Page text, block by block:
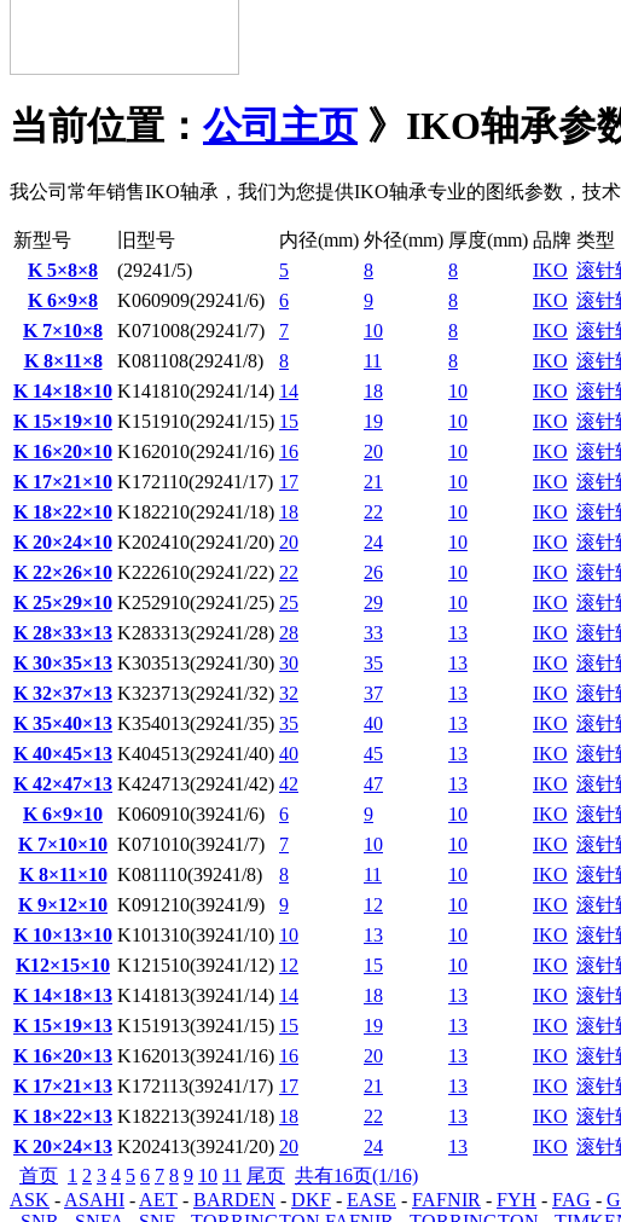
当前位置： 公司主页 》IKO轴承参
我公司常年销售IKO轴承，我们为您提供IKO轴承专业的图纸参数，技
新型号 旧型号 内径(mm) 外径(mm) 厚度(mm) 品牌 类型
K 5×8×8
(29241/5) 5 8 8 IKO 滚针
K 6×9×8
K060909(29241/6) 6 9 8 IKO 滚针
K 7×10×8
K071008(29241/7) 7 10 8 IKO 滚针
K 8×11×8
K081108(29241/8) 8 11 8 IKO 滚针
K 14×18×10 K141810(29241/14) 14 18 10 IKO 滚针
K 15×19×10 K151910(29241/15) 15 19 10 IKO 滚针
K 16×20×10 K162010(29241/16) 16 20 10 IKO 滚针
K 17×21×10 K172110(29241/17) 17 21 10 IKO 滚针
K 18×22×10 K182210(29241/18) 18 22 10 IKO 滚针
K 20×24×10 K202410(29241/20) 20 24 10 IKO 滚针
K 22×26×10 K222610(29241/22) 22 26 10 IKO 滚针
K 25×29×10 K252910(29241/25) 25 29 10 IKO 滚针
K 28×33×13 K283313(29241/28) 28 33 13 IKO 滚针
K 30×35×13 K303513(29241/30) 30 35 13 IKO 滚针
K 32×37×13 K323713(29241/32) 32 37 13 IKO 滚针
K 35×40×13 K354013(29241/35) 35 40 13 IKO 滚针
K 40×45×13 K404513(29241/40) 40 45 13 IKO 滚针
K 42×47×13 K424713(29241/42) 42 47 13 IKO 滚针
K 6×9×10
K060910(39241/6) 6 9 10 IKO 滚针
K 7×10×10 K071010(39241/7) 7 10 10 IKO 滚针
K 8×11×10 K081110(39241/8) 8 11 10 IKO 滚针
K 9×12×10 K091210(39241/9) 9 12 10 IKO 滚针
K 10×13×10 K101310(39241/10) 10 13 10 IKO 滚针
K12×15×10 K121510(39241/12) 12 15 10 IKO 滚针
K 14×18×13 K141813(39241/14) 14 18 13 IKO 滚针
K 15×19×13 K151913(39241/15) 15 19 13 IKO 滚针
K 16×20×13 K162013(39241/16) 16 20 13 IKO 滚针
K 17×21×13 K172113(39241/17) 17 21 13 IKO 滚针
K 18×22×13 K182213(39241/18) 18 22 13 IKO 滚针
K 20×24×13 K202413(39241/20) 20 24 13 IKO 滚针
首页 1 2 3 4 5 6 7 8 9 10 11 尾页 共有16页(1/16)
ASK - ASAHI - AET - BARDEN - DKF - EASE - FAFNIR - FYH - FAG -